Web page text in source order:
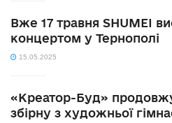
Вже 17 травня SHUMEI
концертом у Тернополі
15.05.2025
«Креатор-Буд»
збірну з художньої